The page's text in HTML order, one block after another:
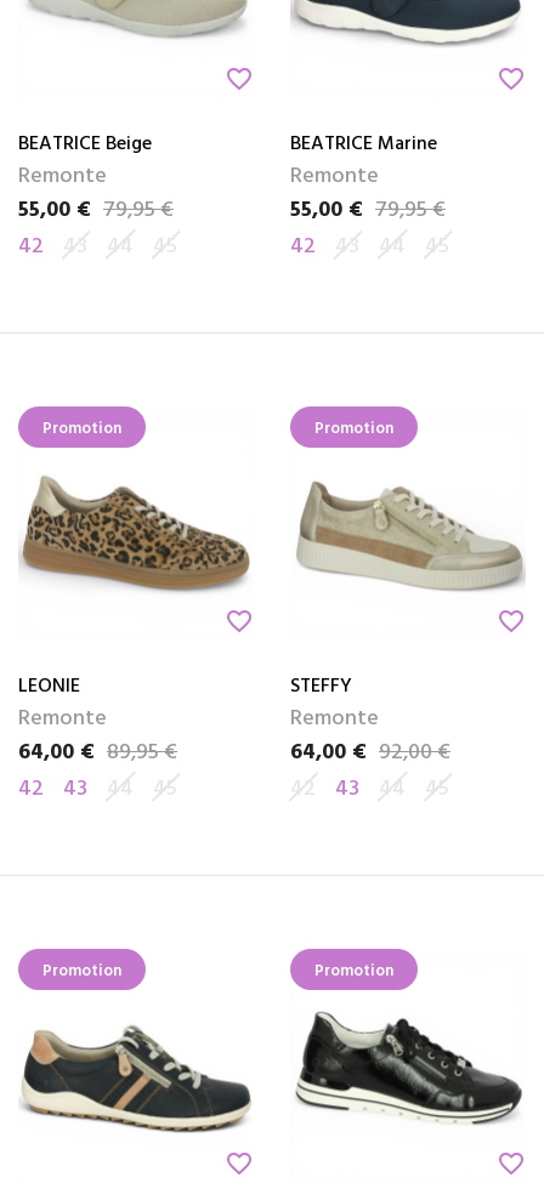
favorite_border
BEATRICE Beige
Remonte
Prix
55,00 €
Prix de base79,95 €
42 43 44 45
favorite_border
BEATRICE Marine
Remonte
Prix
55,00 €
Prix de base79,95 €
42 43 44 45
Promotion
favorite_border
LEONIE
Remonte
Prix
64,00 €
Prix de base89,95 €
42
43 44 45
Promotion
favorite_border
STEFFY
Remonte
Prix
64,00 €
Prix de base92,00 €
42
43 44 45
Promotion
favorite_border
Promotion
favorite_border